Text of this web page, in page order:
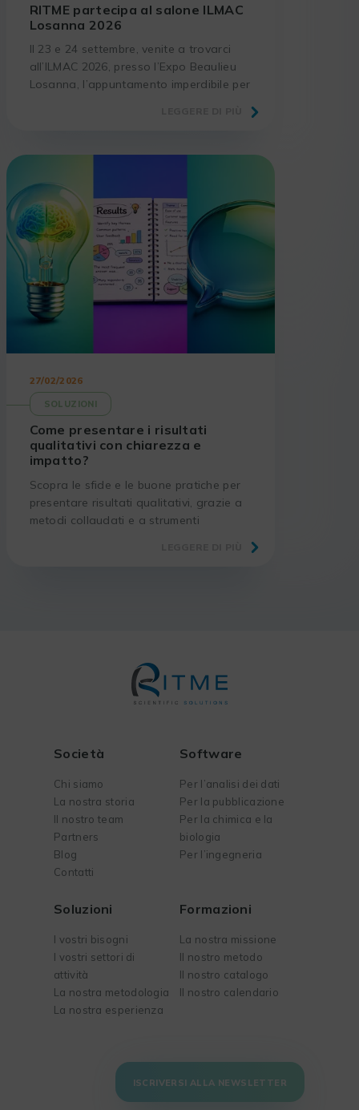
RITME partecipa al salone ILMAC
Losanna 2026
Il 23 e 24 settembre, venite a trovarci
all’ILMAC 2026, presso l’Expo Beaulieu
Losanna, l’appuntamento imperdibile per
27/02/2026
SOLUZIONI
Come presentare i risultati
qualitativi con chiarezza e
impatto?
Scopra le sfide e le buone pratiche per
presentare risultati qualitativi, grazie a
metodi collaudati e a strumenti
Società
Chi siamo
La nostra storia
Il nostro team
Partners
Blog
Contatti
Software
Per l’analisi dei dati
Per la pubblicazione
Per la chimica e la
biologia
Per l’ingegneria
Soluzioni
I vostri bisogni
I vostri settori di
attività
La nostra metodologia
La nostra esperienza
Formazioni
La nostra missione
Il nostro metodo
Il nostro catalogo
Il nostro calendario
ISCRIVERSI ALLA NEWSLETTER